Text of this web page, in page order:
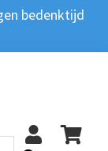
bedenktijd